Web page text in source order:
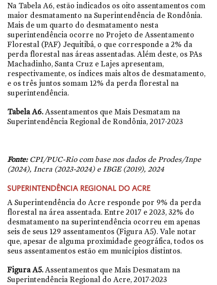
Na Tabela A6, estão indicados os oito assentamentos com
maior desmatamento na Superintendência de Rondônia.
Mais de um quarto do desmatamento nesta
superintendência ocorre no Projeto de Assentamento
Florestal (PAF) Jequitibá, o que corresponde a 2% da
perda florestal nas áreas assentadas. Além deste, os PAs
Machadinho, Santa Cruz e Lajes apresentam,
respectivamente, os índices mais altos de desmatamento,
e os três juntos somam 12% da perda florestal na
superintendência.
Tabela A6.Assentamentos que Mais Desmatam na
Superintendência Regional de Rondônia, 2017-2023
Fonte:CPI/PUC-Rio com base nos dados de Prodes/Inpe
(2024), Incra (2023-2024) e IBGE (2019), 2024
SUPERINTENDÊNCIA REGIONAL DO ACRE
A Superintendência do Acre responde por 9% da perda
florestal na área assentada. Entre 2017 e 2023, 32% do
desmatamento na superintendência ocorreu em apenas
seis de seus 129 assentamentos (Figura A5). Vale notar
que, apesar de alguma proximidade geográfica, todos os
seus assentamentos estão em municípios distintos.
Figura A5.Assentamentos que Mais Desmatam na
Superintendência Regional do Acre, 2017-2023